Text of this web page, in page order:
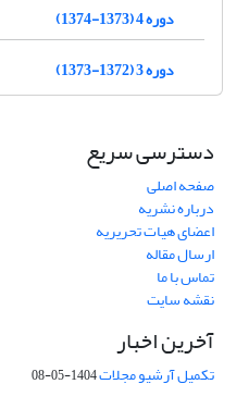
دوره 4 (1373-1374)
دوره 3 (1372-1373)
دسترسی سریع
صفحه اصلی
درباره نشریه
اعضای هیات تحریریه
ارسال مقاله
تماس با ما
نقشه سایت
آخرین اخبار
تکمیل آرشیو مجلات1404-05-08